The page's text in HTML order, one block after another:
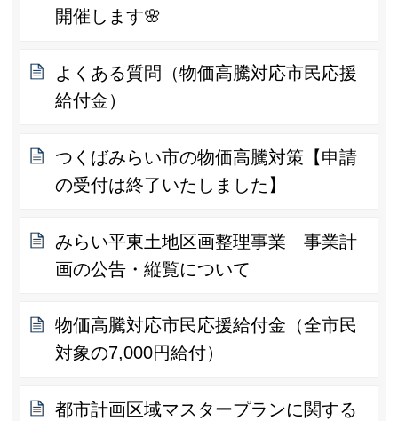
開催します🌸
よくある質問（物価高騰対応市民応援
給付金）
つくばみらい市の物価高騰対策【申請
の受付は終了いたしました】
みらい平東土地区画整理事業 事業計
画の公告・縦覧について
物価高騰対応市民応援給付金（全市民
対象の7,000円給付）
都市計画区域マスタープランに関する